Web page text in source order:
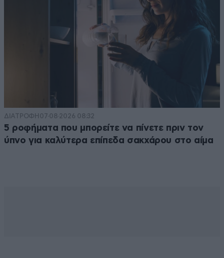
ΔΙΑΤΡΟΦΗ 07·08·2026 08:32
5 ροφήματα που μπορείτε να πίνετε πριν τον
ύπνο για καλύτερα επίπεδα σακχάρου στο αίμα